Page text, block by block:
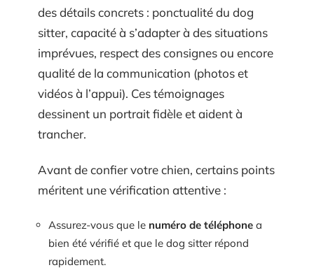
des détails concrets : ponctualité du dog
sitter, capacité à s’adapter à des situations
imprévues, respect des consignes ou encore
qualité de la communication (photos et
vidéos à l’appui). Ces témoignages
dessinent un portrait fidèle et aident à
trancher.
Avant de confier votre chien, certains points
méritent une vérification attentive :
Assurez-vous que le numéro de téléphone a
bien été vérifié et que le dog sitter répond
rapidement.